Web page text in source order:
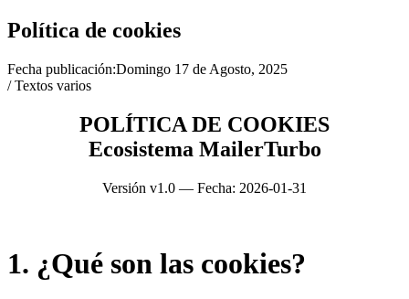
Política de cookies
Fecha publicación:Domingo 17 de Agosto, 2025
/ Textos varios
POLÍTICA DE COOKIES
Ecosistema MailerTurbo
Versión v1.0 — Fecha: 2026-01-31
1. ¿Qué son las cookies?